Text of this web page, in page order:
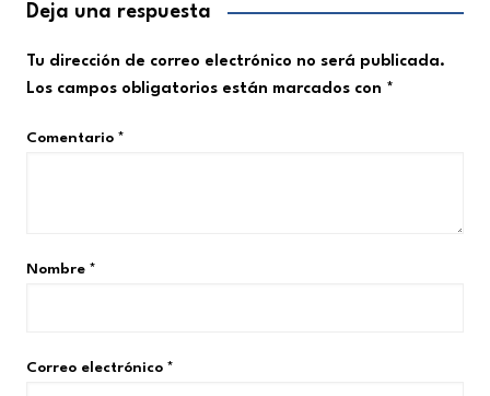
Deja una respuesta
Tu dirección de correo electrónico no será publicada.
Los campos obligatorios están marcados con *
Comentario *
Nombre *
Correo electrónico *